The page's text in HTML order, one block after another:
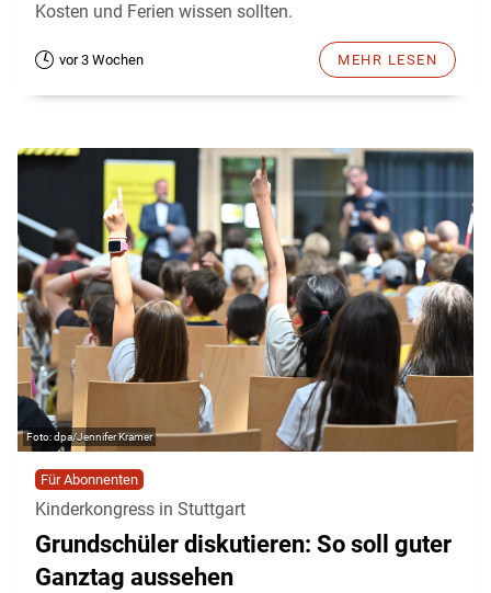
Kosten und Ferien wissen sollten.
vor 3 Wochen MEHR LESEN
dpa/Jennifer Kramer
Für Abonnenten
Kinderkongress in Stuttgart
Grundschüler diskutieren: So soll guter
Ganztag aussehen